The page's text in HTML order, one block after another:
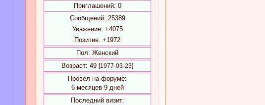
Приглашений: 0
Сообщений: 25389
Уважение: +4075
Позитив: +1972
Пол: Женский
Возраст: 49 [1977-03-23]
Провел на форуме:
6 месяцев 9 дней
Последний визит: